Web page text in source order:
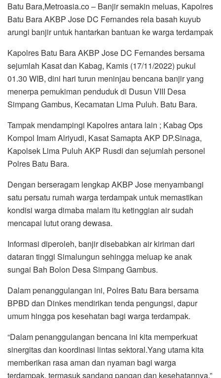
Batu Bara,Metroasia.co – Banjir semakin meluas, Kapolres
Batu Bara AKBP Jose DC Fernandes rela basah kuyub
arungi banjir untuk hantarkan bantuan ke warga terdampak
Kapolres Batu Bara AKBP Jose DC Fernandes bersama
sejumlah Kasat dan Kabag, Kamis (17/11/2022) pukul
01.30 WIB, dini hari turun meninjau bencana banjir yang
menerpa pemukiman penduduk di Dusun VIII Desa
Simpang Gambus, Kecamatan Lima Puluh. Batu Bara.
Tampak mendampingi Kapolres antara lain ; Kabag Ops
Kompol Imam Alriyudi, Kasat Samapta AKP DP.Sinaga,
Kapolsek Lima Puluh AKP Rusdi dan sejumlah personel
Polres Batu Bara.
Dengan berseragam lengkap AKBP Jose menyambangi
satu persatu rumah warga terdampak untuk memastikan
kondisi warga dimaba malam itu ketinggian air sudah
mencapai lutut orang dewasa.
Informasi diperoleh, banjir disebabkan air kiriman dari
dataran tinggi Simalungun sehingga meluap ke anak
sungai Bah Bolon Desa Simpang Gambus.
Dalam penanggulangan ini, Polres Batu Bara bersama
BPBD dan Dinkes mendirikan tenda pengungsi, dapur
umum hingga pos kesehatan bagi warga terdampak.
“Dalam penanggulangan bencana ini kita memperkuat
sinergitas dan koordinasi lintas sektoral.Yang utama kita
memberikan rasa aman dan nyaman bagi warga
terdampak, termasuk sandang pangan dan kesehatannya,”